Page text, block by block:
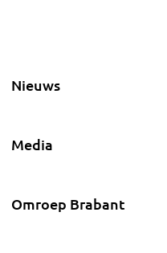
Nieuws
Media
Omroep Brabant